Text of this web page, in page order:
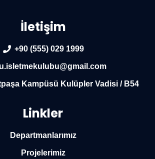
İletişim
+90 (555) 029 1999
Kampüsü Kulüpler Vadisi / B54
Linkler
Departmanlarımız
Projelerimiz